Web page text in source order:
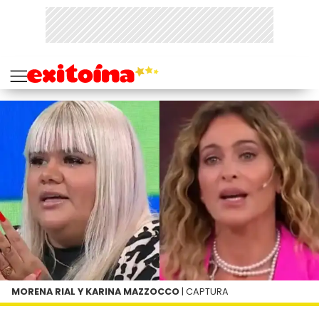
MORENA RIAL Y KARINA MAZZOCCO | CAPTURA